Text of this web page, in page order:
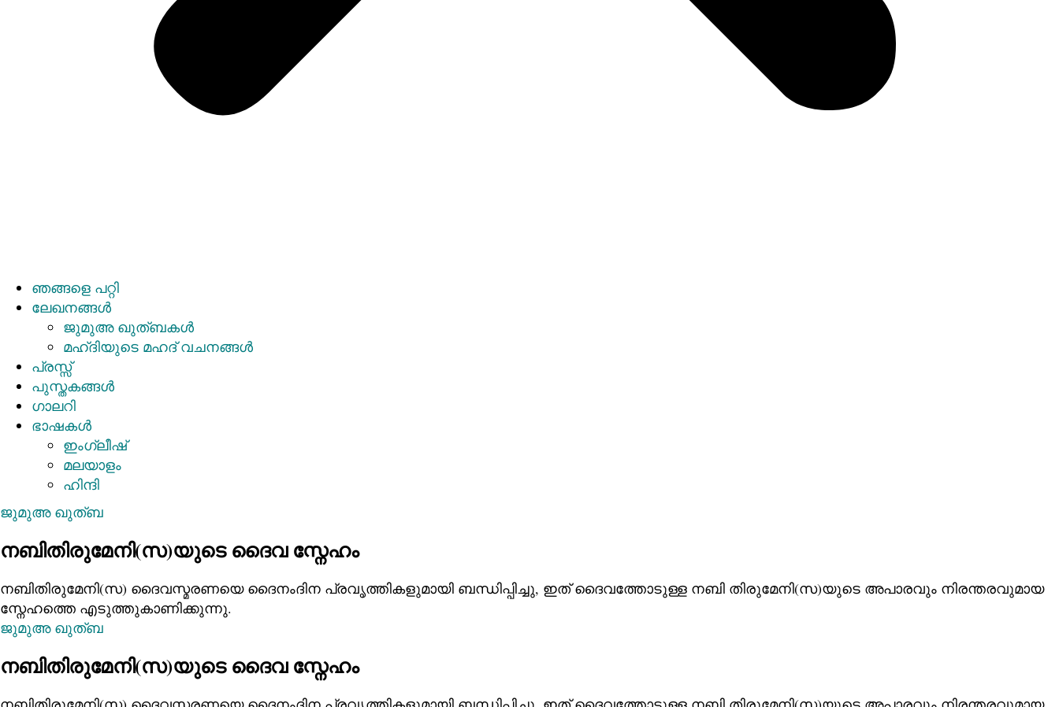
ഞങ്ങളെ പറ്റി
ലേഖനങ്ങള്‍
ജുമുഅ ഖുത്ബകള്‍
മഹ്ദിയുടെ മഹദ് വചനങ്ങള്‍
പ്രസ്സ്
പുസ്തകങ്ങള്‍
ഗാലറി
ഭാഷകൾ
ഇംഗ്ലീഷ്
മലയാളം
ഹിന്ദി
ജുമുഅ ഖുത്ബ
നബിതിരുമേനി(സ)യുടെ ദൈവ സ്നേഹം
നബിതിരുമേനി(സ) ദൈവസ്മരണയെ ദൈനംദിന പ്രവൃത്തികളുമായി ബന്ധിപ്പിച്ചു, ഇത് ദൈവത്തോടുള്ള നബി തിരുമേനി(സ)യുടെ അപാരവും നിരന്തരവുമായ
സ്നേഹത്തെ എടുത്തുകാണിക്കുന്നു.
ജുമുഅ ഖുത്ബ
നബിതിരുമേനി(സ)യുടെ ദൈവ സ്നേഹം